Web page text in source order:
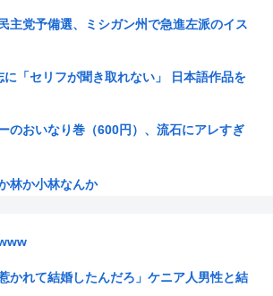
主党予備選、ミシガン州で急進左派のイス
「セリフが聞き取れない」 日本語作品を
のおいなり巻（600円）、流石にアレすぎ
林か小林なんか
かれて結婚したんだろ」ケニア人男性と結